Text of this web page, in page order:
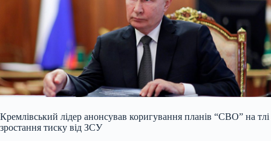
Кремлівський лідер анонсував коригування планів “СВО” на тлі
зростання тиску від ЗСУ